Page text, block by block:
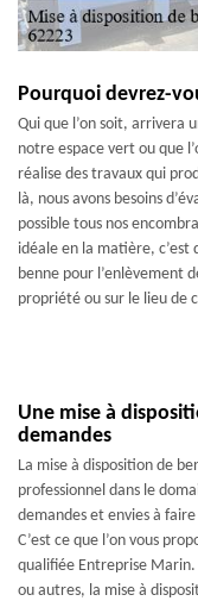
Pourquoi devrez-
Qui que l’on soit, arrivera
notre espace vert ou que
réalise des travaux qui
là, nous avons besoins
possible tous nos
idéale en la matière, c’est
benne pour l’enlèvement
propriété ou sur le lieu de
Une mise à
demandes
La mise à disposition de
professionnel dans le
demandes et envies à
C’est ce que l’on vous
qualifiée Entreprise Marin.
ou autres, la mise à